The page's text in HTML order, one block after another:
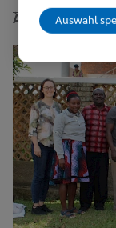
ÄhnlicheAuswahl